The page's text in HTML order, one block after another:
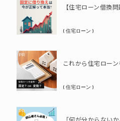
( 住宅ローン )
PR
( 住宅ローン )
PR